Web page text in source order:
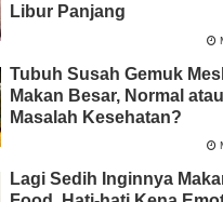
Libur Panjang
Tubuh Susah Gemuk
Makan Besar, Normal
Masalah Kesehatan?
Lagi Sedih Inginnya